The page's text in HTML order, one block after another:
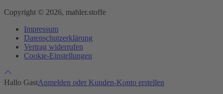
Copyright © 2026, mahler.stoffe
Impressum
Datenschutzerklärung
Vertrag widerrufen
Cookie-Einstellungen
Hallo GastAnmelden oder Kunden-Konto erstellen